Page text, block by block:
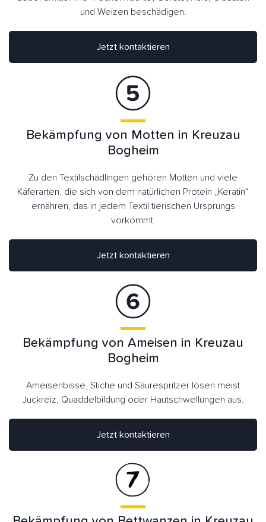
Jetzt kontaktieren
und Weizen beschädigen.
Bekämpfung von Motten in Kreuzau
Bogheim
Zu den Textilschädlingen gehören Motten und viele
Käferarten, die sich von dem natürlichen Protein „Keratin“
ernähren, das in jedem Textil tierischen Ursprungs
vorkommt.
Jetzt kontaktieren
Jetzt kontaktieren
Bekämpfung von Ameisen in Kreuzau
Bogheim
Ameisenbisse, Stiche und Säurespritzer lösen meist
Juckreiz, Quaddelbildung oder Hautschwellungen aus.